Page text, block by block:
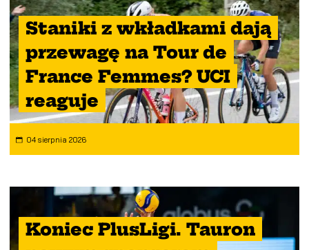
Staniki z wkładkami dają
przewagę na Tour de
France Femmes? UCI
reaguje
04 sierpnia 2026
Koniec PlusLigi. Tauron